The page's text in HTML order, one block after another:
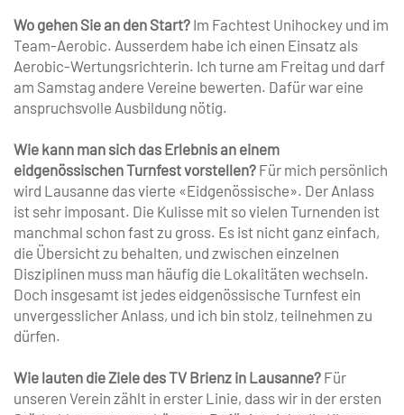
Wo gehen Sie an den Start? Im Fachtest Unihockey und im
Team-Aerobic. Ausserdem habe ich einen Einsatz als
Aerobic-Wertungsrichterin. Ich turne am Freitag und darf
am Samstag andere Vereine bewerten. Dafür war eine
anspruchsvolle Ausbildung nötig.
Wie kann man sich das Erlebnis an einem
eidgenössischen Turnfest vorstellen? Für mich persönlich
wird Lausanne das vierte «Eidgenössische». Der Anlass
ist sehr imposant. Die Kulisse mit so vielen Turnenden ist
manchmal schon fast zu gross. Es ist nicht ganz einfach,
die Übersicht zu behalten, und zwischen einzelnen
Disziplinen muss man häufig die Lokalitäten wechseln.
Doch insgesamt ist jedes ­eidgenössische Turnfest ein
unvergesslicher Anlass, und ich bin stolz, teilnehmen zu
dürfen.
Wie lauten die Ziele des TV Brienz in Lausanne? Für
unseren Verein zählt in erster Linie, dass wir in der ersten